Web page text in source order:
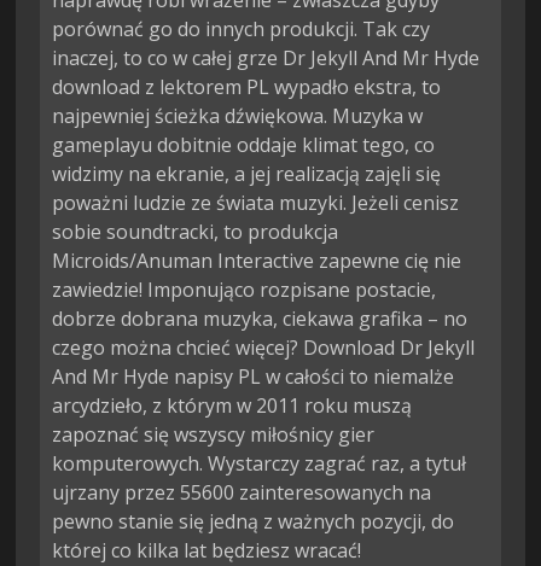
porównać go do innych produkcji. Tak czy
inaczej, to co w całej grze Dr Jekyll And Mr Hyde
download z lektorem PL wypadło ekstra, to
najpewniej ścieżka dźwiękowa. Muzyka w
gameplayu dobitnie oddaje klimat tego, co
widzimy na ekranie, a jej realizacją zajęli się
poważni ludzie ze świata muzyki. Jeżeli cenisz
sobie soundtracki, to produkcja
Microids/Anuman Interactive zapewne cię nie
zawiedzie! Imponująco rozpisane postacie,
dobrze dobrana muzyka, ciekawa grafika – no
czego można chcieć więcej? Download Dr Jekyll
And Mr Hyde napisy PL w całości to niemalże
arcydzieło, z którym w 2011 roku muszą
zapoznać się wszyscy miłośnicy gier
komputerowych. Wystarczy zagrać raz, a tytuł
ujrzany przez 55600 zainteresowanych na
pewno stanie się jedną z ważnych pozycji, do
której co kilka lat będziesz wracać!